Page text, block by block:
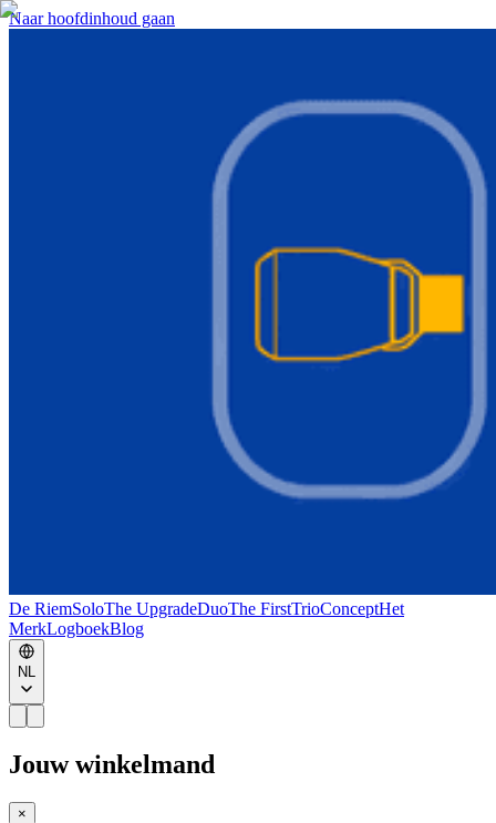
Naar hoofdinhoud gaan
De RiemSoloThe UpgradeDuoThe FirstTrioConceptHet
MerkLogboekBlog
NL
Jouw winkelmand
×